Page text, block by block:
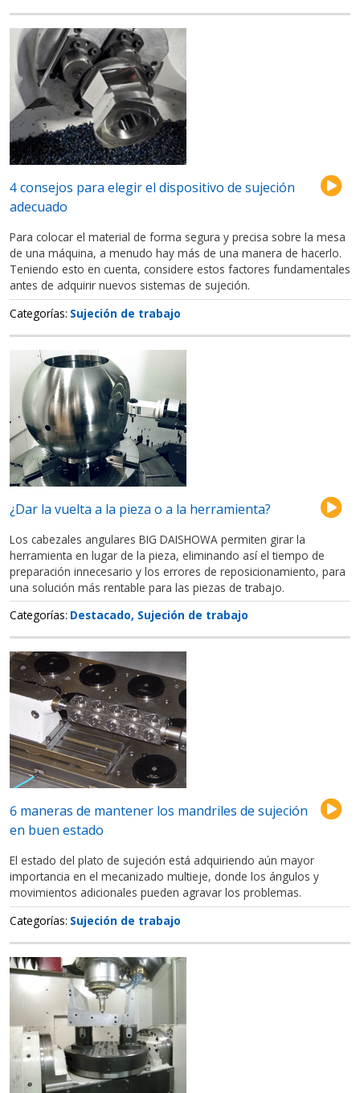
4 consejos para elegir el dispositivo de sujeción
adecuado
Para colocar el material de forma segura y precisa sobre la mesa
de una máquina, a menudo hay más de una manera de hacerlo.
Teniendo esto en cuenta, considere estos factores fundamentales
antes de adquirir nuevos sistemas de sujeción.
Categorías Sujeción de trabajo
¿Dar la vuelta a la pieza o a la herramienta?
Los cabezales angulares BIG DAISHOWA permiten girar la
herramienta en lugar de la pieza, eliminando así el tiempo de
preparación innecesario y los errores de reposicionamiento, para
una solución más rentable para las piezas de trabajo.
Categorías Destacado Sujeción de trabajo
6 maneras de mantener los mandriles de sujeción
en buen estado
El estado del plato de sujeción está adquiriendo aún mayor
importancia en el mecanizado multieje, donde los ángulos y
movimientos adicionales pueden agravar los problemas.
Categorías Sujeción de trabajo